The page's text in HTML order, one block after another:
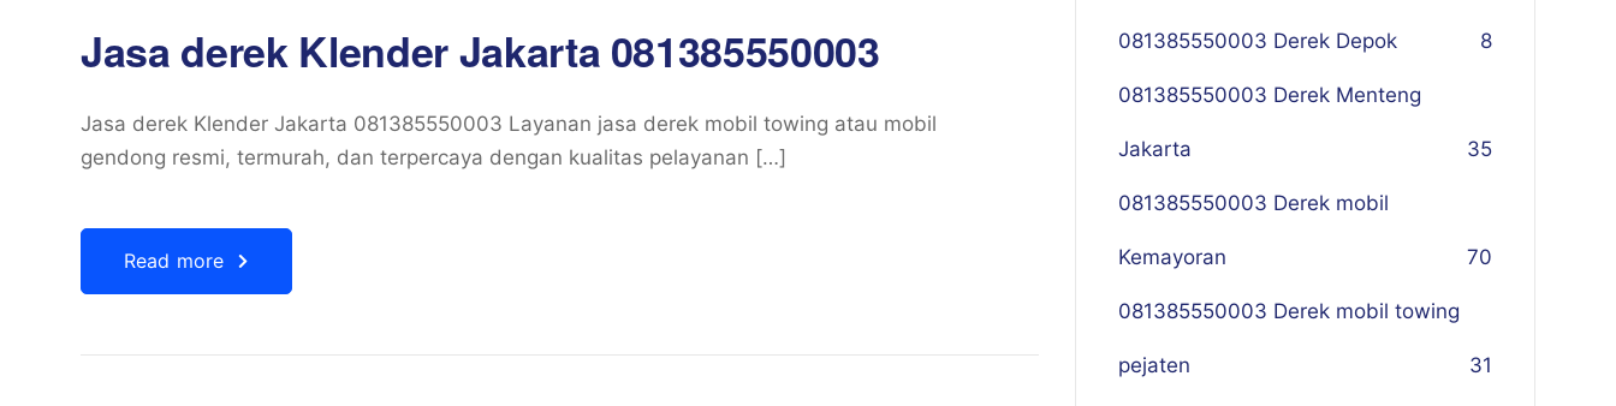
Jasa derek Klender Jakarta 081385550003
Jasa derek Klender Jakarta 081385550003 Layanan jasa derek mobil towing atau mobil
gendong resmi, termurah, dan terpercaya dengan kualitas pelayanan […]
Read more
081385550003 Derek Depok 8
081385550003 Derek Menteng
Jakarta 35
081385550003 Derek mobil
Kemayoran 70
081385550003 Derek mobil towing
pejaten 31